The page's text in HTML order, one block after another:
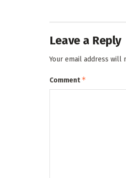
Leave a Reply
Your email address will
Comment*